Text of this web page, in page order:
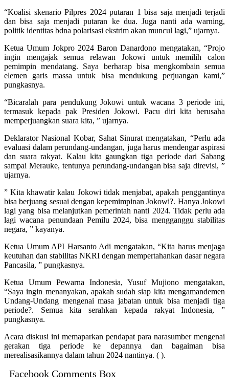
“Koalisi skenario Pilpres 2024 putaran 1 bisa saja menjadi terjadi
dan bisa saja menjadi putaran ke dua. Juga nanti ada warning,
politik identitas bdna polarisasi ekstrim akan muncul lagi,” ujarnya.
Ketua Umum Jokpro 2024 Baron Danardono mengatakan, “Projo
ingin mengajak semua relawan Jokowi untuk memilih calon
pemimpin mendatang. Saya berharap bisa mengkombain semua
elemen garis massa untuk bisa mendukung perjuangan kami,”
pungkasnya.
“Bicaralah para pendukung Jokowi untuk wacana 3 periode ini,
termasuk kepada pak Presiden Jokowi. Pacu diri kita berusaha
memperjuangkan suara kita, ” ujarnya.
Deklarator Nasional Kobar, Sahat Sinurat mengatakan, “Perlu ada
evaluasi dalam perundang-undangan, juga harus mendengar aspirasi
dan suara rakyat. Kalau kita gaungkan tiga periode dari Sabang
sampai Merauke, tentunya perundang-undangan bisa saja direvisi, ”
ujarnya.
” Kita khawatir kalau Jokowi tidak menjabat, apakah penggantinya
bisa berjuang sesuai dengan kepemimpinan Jokowi?. Hanya Jokowi
lagi yang bisa melanjutkan pemerintah nanti 2024. Tidak perlu ada
lagi wacana penundaan Pemilu 2024, bisa mengganggu stabilitas
negara, ” kayanya.
Ketua Umum API Harsanto Adi mengatakan, “Kita harus menjaga
keutuhan dan stabilitas NKRI dengan mempertahankan dasar negara
Pancasila, ” pungkasnya.
Ketua Umum Pewarna Indonesia, Yusuf Mujiono mengatakan,
“Saya ingin menanyakan, apakah sudah siap kita mengamandemen
Undang-Undang mengenai masa jabatan untuk bisa menjadi tiga
periode?. Semua kita serahkan kepada rakyat Indonesia, ”
pungkasnya.
Acara diskusi ini memaparkan pendapat para narasumber mengenai
gerakan tiga periode ke depannya dan bagaiman bisa
merealisasikannya dalam tahun 2024 nantinya. ( ).
Facebook Comments Box